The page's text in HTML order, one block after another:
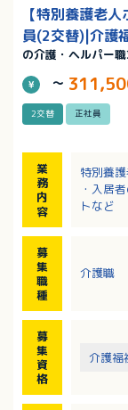
【特別養護老
員(2交替)|介護
の介護・ヘルパー
～
2交替 正社員
業
務
内
容
特別養
・入居
トなど
募
集
職
種
介護職
募
集
資
格
介護福